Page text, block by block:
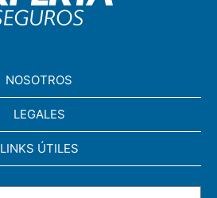
NOSOTROS
LEGALES
LINKS ÚTILES